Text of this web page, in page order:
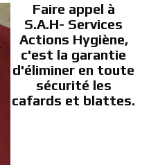
Faire appel à
S.A.H- Services
Actions Hygiène,
c'est la garantie
d'éliminer en toute
sécurité les
cafards et blattes.